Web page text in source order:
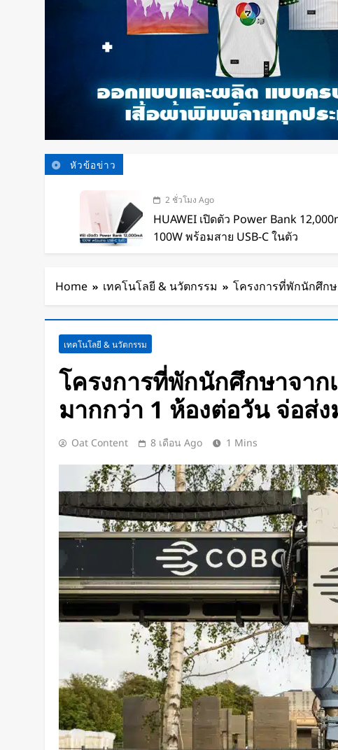
หัวข้อข่าว
2 ชั่วโมง Ago
HUAWEI เปิดตัว Power Bank
100W พร้อมสาย USB-C ในตัว
หุ่นยนต์ Humanoid จีนก้าวกระโดด จา
เทคโนโลยีสู่การทำงานจริง
ช่วยระบายความร้อน
3 ชั่วโมง Ago
จีนเปิดตัว “xianglong” เครื่องขุดอุโม
ระเบิดหิน เครื่องแรกของโลก
Google DeepMind เปิดตัว Weather
พายุหมุนเขตร้อนล่วงหน้าได้สูงสุด 15
1 วัน Ago
ChatGPT ทะลุ 1 พันล้านผู้ใช้ต่อสัปดา
โลก AI
1 วัน Ago
Xiaomi เปิดตัว SUV พร้อมพื้นที่นอนชั้
โดยสารได้ 7 ที่นั่ง
1 วัน Ago
นักวิจัย NUS CDE พัฒนา “ผิวอิเล็กทร
การสัมผัสและซ่อมแซมตัวเองใต้น้ำได้
1 วัน Ago
K-18M โดรนรบฝีมือคนไทย ทดสอบบิน
2 วัน Ago
BlaBlaCar เปิดให้บริการในไทย แพล
ระหว่างเมือง ช่วยหารค่าน้ำมันและค่
Home เทคโนโลยี & นวัตกรรม โครงการที่พักนักศึก
เทคโนโลยี & นวัตกรรม
โครงการที่พักนักศึกษาจา
มากกว่า 1 ห้องต่อวัน จ่อส่
Oat Content 8 เดือน Ago 1 Mins